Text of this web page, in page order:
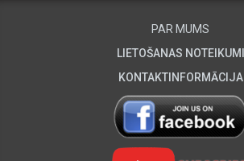
PAR MUMS
LIETOŠANAS NOTEIKUMI
KONTAKTINFORMĀCIJA